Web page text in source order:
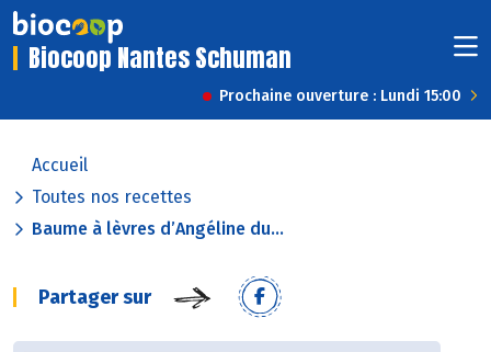
Biocoop Nantes Schuman
Prochaine ouverture : Lundi 15:00
Accueil
Toutes nos recettes
Baume à lèvres d’Angéline du...
Partager sur